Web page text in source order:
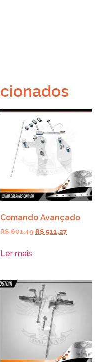
Comando Avançado
R$601,49 R$ 511,27
Ler mais